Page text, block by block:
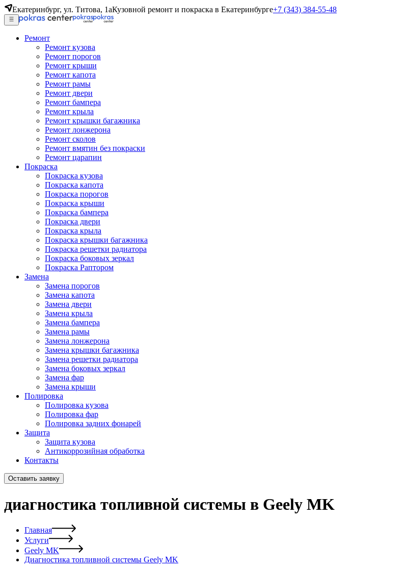
Екатеринбург, ул. Титова, 1аКузовной ремонт и покраска в Екатеринбурге+7 (343) 384-55-48
Ремонт
Ремонт кузова
Ремонт порогов
Ремонт крыши
Ремонт капота
Ремонт рамы
Ремонт двери
Ремонт бампера
Ремонт крыла
Ремонт крышки багажника
Ремонт лонжерона
Ремонт сколов
Ремонт вмятин без покраски
Ремонт царапин
Покраска
Покраска кузова
Покраска капота
Покраска порогов
Покраска крыши
Покраска бампера
Покраска двери
Покраска крыла
Покраска крышки багажника
Покраска решетки радиатора
Покраска боковых зеркал
Покраска Раптором
Замена
Замена порогов
Замена капота
Замена двери
Замена крыла
Замена бампера
Замена рамы
Замена лонжерона
Замена крышки багажника
Замена решетки радиатора
Замена боковых зеркал
Замена фар
Замена крыши
Полировка
Полировка кузова
Полировка фар
Полировка задних фонарей
Защита
Защита кузова
Антикоррозийная обработка
Контакты
Оставить заявку
диагностика топливной системы в Geely MK
Главная
Услуги
Geely MK
Диагностика топливной системы Geely MK